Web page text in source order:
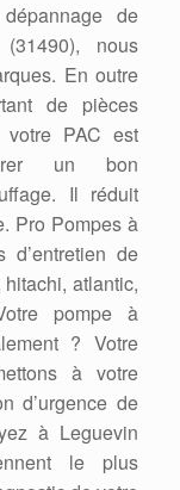
de
nous
En outre
de pièces
votre PAC est
un bon
Il réduit
Pro Pompes à
d’entretien de
atlantic,
pompe à
? Votre
à votre
d’urgence de
à Leguevin
le plus